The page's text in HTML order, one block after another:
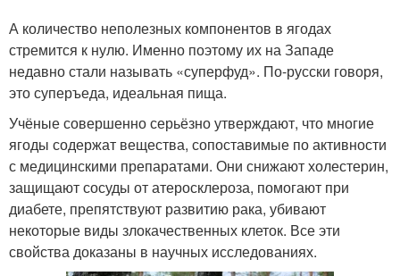
А количество неполезных компонентов в ягодах
стремится к нулю. Именно поэтому их на Западе
недавно стали называть «суперфуд». По-русски говоря,
это суперъеда, идеальная пища.
Учёные совершенно серьёзно утверждают, что многие
ягоды содержат вещества, сопоставимые по активности
с медицинскими препаратами. Они снижают холестерин,
защищают сосуды от атеросклероза, помогают при
диабете, препятствуют развитию рака, убивают
некоторые виды злокачественных клеток. Все эти
свойства доказаны в научных исследованиях.